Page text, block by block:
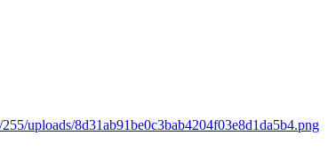
uploads/8d31ab91be0c3bab4204f03e8d1da5b4.png